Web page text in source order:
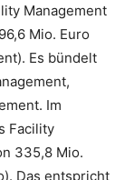
Management
Mio. Euro
Es bündelt
Im
Facility
335,8 Mio.
Das entspricht